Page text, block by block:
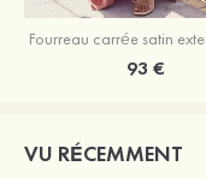
93 €
VU RÉCEMMENT